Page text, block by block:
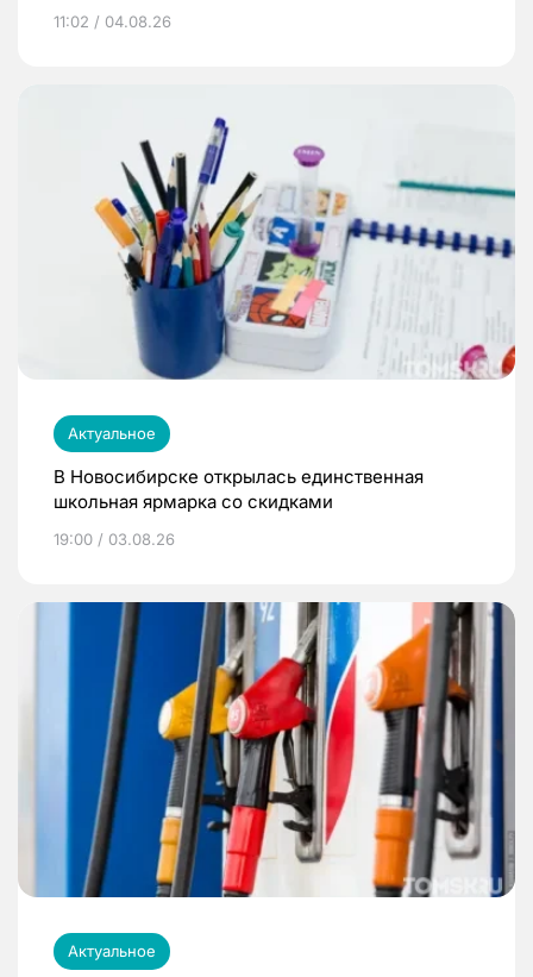
11:02 / 04.08.26
Актуальное
В Новосибирске открылась единственная
школьная ярмарка со скидками
19:00 / 03.08.26
Актуальное